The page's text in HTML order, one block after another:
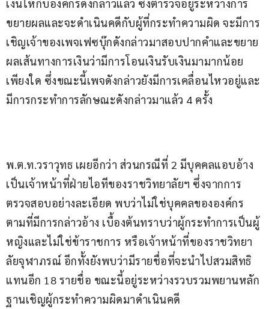
เงินให้กับองค์กรดังกล่าวแล้ว ซึ่งตำรวจอยู่ระหว่างการ
ขยายผลและจะดำเนินคดีกับผู้ที่กระทำความผิด จะมีการ
เชิญเจ้าของเพจเฟซบุ๊กดังกล่าวมาสอบปากคำและขยาย
ผลเส้นทางการเงินว่ามีการโอนเงินรับเงินมามากน้อย
เพียงใด ซึ่งขณะนี้เพจดังกล่าวยังมีการเคลื่อนไหวอยู่และ
มีการกระทำการลักษณะดังกล่าวมาแล้ว 4 ครั้ง
พ.ต.ท.วราวุทธ เผยอีกว่า ส่วนกรณีที่ 2 มีบุคคลแอบอ้าง
เป็นเจ้าหน้าที่ฝ่ายไอทีของราชวิทยาลัยฯ ซึ่งจากการ
ตรวจสอบอย่างละเอียด พบว่าไม่ใช่บุคคลขององค์กร
ตามที่มีการกล่าวอ้าง เบื้องต้นทราบว่าผู้กระทำการเป็นผู้
หญิงและไม่ใช่ข้าราชการ หรือเจ้าหน้าที่ของราชวิทยา
ลัยจุฬาภรณ์ อีกทั้งยังพบว่ามีรายชื่อที่จะนำไปสวมสิทธิ
แทนอีก 18 รายชื่อ ขณะนี้อยู่ระหว่างรวบรวมพยานหลัก
ฐานเชิญผู้กระทำความผิดมาดำเนินคดี